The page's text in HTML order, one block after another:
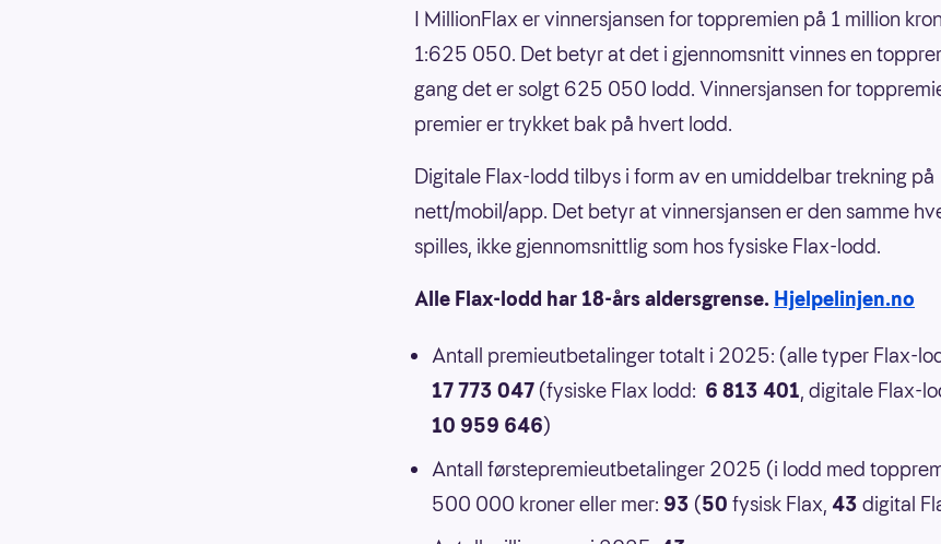
I MillionFlax er vinnersjansen for toppremien på 1 million
1:625 050. Det betyr at det i gjennomsnitt vinnes en
gang det er solgt 625 050 lodd. Vinnersjansen for
premier er trykket bak på hvert lodd.
Digitale Flax-lodd tilbys i form av en umiddelbar trekning på
nett/mobil/app. Det betyr at vinnersjansen er den samme
spilles, ikke gjennomsnittlig som hos fysiske Flax-lodd.
Alle Flax-lodd har 18-års aldersgrense. Hjelpelinjen.no
Antall premieutbetalinger totalt i 2025: (alle typer Flax-
17 773 047 (fysiske Flax lodd: 6 813 401, digitale Flax-
10 959 646)
Antall førstepremieutbetalinger 2025 (i lodd med
500 000 kroner eller mer: 93 (50 fysisk Flax, 43 digital